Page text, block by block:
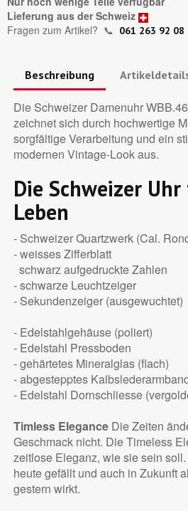
Lieferung aus der Schweiz
Fragen zum Artikel? 📞 061 263 92 08
Beschreibung
Die Schweizer Damenuhr
zeichnet sich durch hochwertige
sorgfältige Verarbeitung und ein
modernen Vintage-Look aus.
Die Schweizer
Leben
- Schweizer Quartzwerk (Cal.
- weisses Zifferblatt
schwarz aufgedruckte Zahlen
- schwarze Leuchtzeiger
- Sekundenzeiger (ausgewuchtet)
- Edelstahlgehäuse (poliert)
- Edelstahl Pressboden
- gehärtetes Mineralglas (flach)
- abgestepptes
- Edelstahl Dornschliesse
Timless EleganceDie Zeiten
Geschmack nicht. Die Timeless
zeitlose Eleganz, wie sie sein
heute gefällt und auch in Zukunft
gestern wirkt.